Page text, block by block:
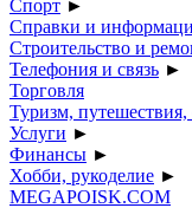
Спорт ►
Справки и
Строительство и
Телефония и связь ►
Торговля
Туризм,
Услуги ►
Финансы ►
Хобби, рукоделие ►
MEGAPOISK.COM